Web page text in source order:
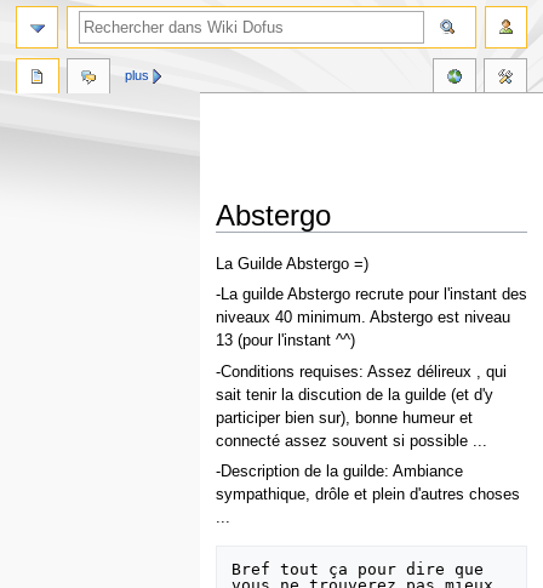
Abstergo
Aller
à
la
navigation
Aller
à
la
recherche
La Guilde Abstergo =)
-La guilde Abstergo recrute pour l'instant des
niveaux 40 minimum. Abstergo est niveau
13 (pour l'instant ^^)
-Conditions requises: Assez délireux , qui
sait tenir la discution de la guilde (et d'y
participer bien sur), bonne humeur et
connecté assez souvent si possible ...
-Description de la guilde: Ambiance
sympathique, drôle et plein d'autres choses
...
Bref tout ça pour dire que
plus